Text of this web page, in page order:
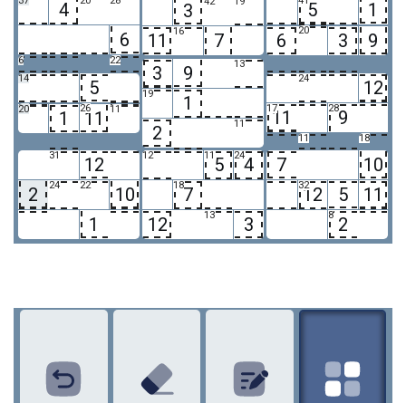
4
6
6 22
3
11 16 7
5 1
20
6 3 9
14 5
13 26
20 1 11 11
3 9 13
19
1
2
11
24 12
17
11 289
11
18
31
12
2
24 22
10
1
12 11 5 244
187
12
13 3
7 10
32
12 5 11
8 2
7
9 10 12